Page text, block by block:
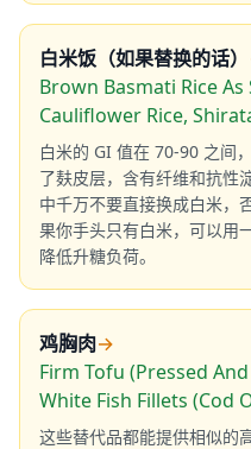
白米饭（如果替换的话）
Brown Basmati Rice
Cauliflower Rice,
白米的 GI 值在 70-90 之间
了麸皮层，含有纤维和抗性
中千万不要直接换成白米，
果你手头只有白米，可以用
降低升糖负荷。
鸡胸肉→
Firm Tofu (Pressed
White Fish Fillets (Cod
这些替代品都能提供相似的